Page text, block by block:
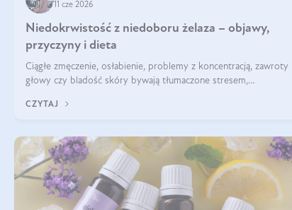
11 cze 2026
Niedokrwistość z niedoboru żelaza – objawy,
przyczyny i dieta
Ciągłe zmęczenie, osłabienie, problemy z koncentracją, zawroty
głowy czy bladość skóry bywają tłumaczone stresem,
może być niedokrwistość z niedoboru żelaza.
CZYTAJ